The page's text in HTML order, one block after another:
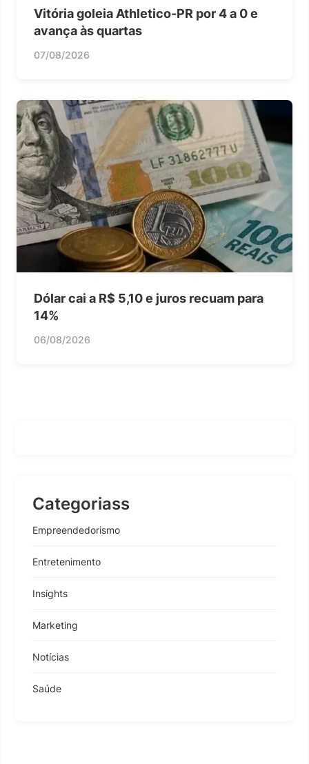
Vitória goleia Athletico-PR por 4 a 0 e
avança às quartas
07/08/2026
Dólar cai a R$ 5,10 e juros recuam para
14%
06/08/2026
Categoriass
Empreendedorismo
Entretenimento
Insights
Marketing
Notícias
Saúde